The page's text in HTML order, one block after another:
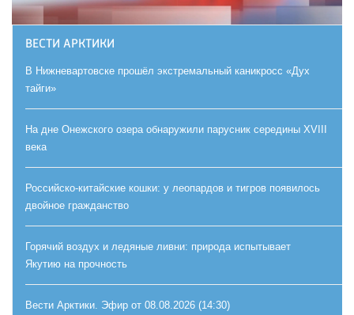
ВЕСТИ АРКТИКИ
В Нижневартовске прошёл экстремальный каникросс «Дух
тайги»
На дне Онежского озера обнаружили парусник середины XVIII
века
Российско-китайские кошки: у леопардов и тигров появилось
двойное гражданство
Горячий воздух и ледяные ливни: природа испытывает
Якутию на прочность
Вести Арктики. Эфир от 08.08.2026 (14:30)